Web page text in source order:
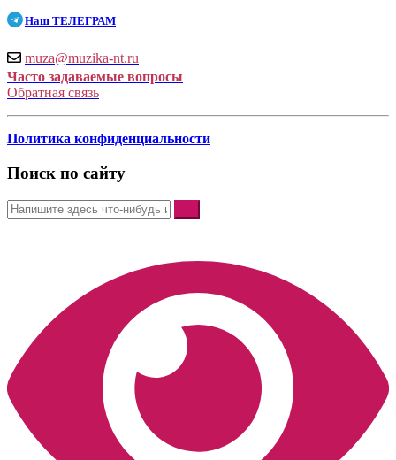
Наш ТЕЛЕГРАМ
muza@muzika-nt.ru
Часто задаваемые вопросы
Обратная связь
Политика конфиденциальности
Поиск по сайту